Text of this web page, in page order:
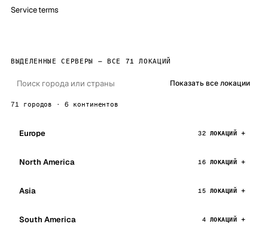
Service terms
ВЫДЕЛЕННЫЕ СЕРВЕРЫ — ВСЕ 71 ЛОКАЦИЙ
Показать все локации
71 городов · 6 континентов
Europe 32 ЛОКАЦИЙ
North America 16 ЛОКАЦИЙ
Asia 15 ЛОКАЦИЙ
South America 4 ЛОКАЦИЙ